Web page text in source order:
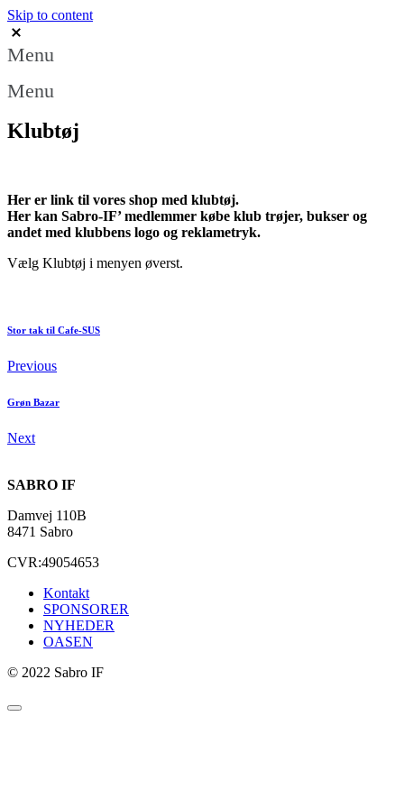
Skip to content
Menu
Menu
Klubtøj
Her er link til vores shop med klubtøj.
Her kan Sabro-IF’ medlemmer købe klub trøjer, bukser og
andet med klubbens logo og reklametryk.
Vælg Klubtøj i menyen øverst.
Stor tak til Cafe-SUS
Previous
Grøn Bazar
Next
SABRO IF
Damvej 110B
8471 Sabro
CVR:49054653
Kontakt
SPONSORER
NYHEDER
OASEN
© 2022 Sabro IF